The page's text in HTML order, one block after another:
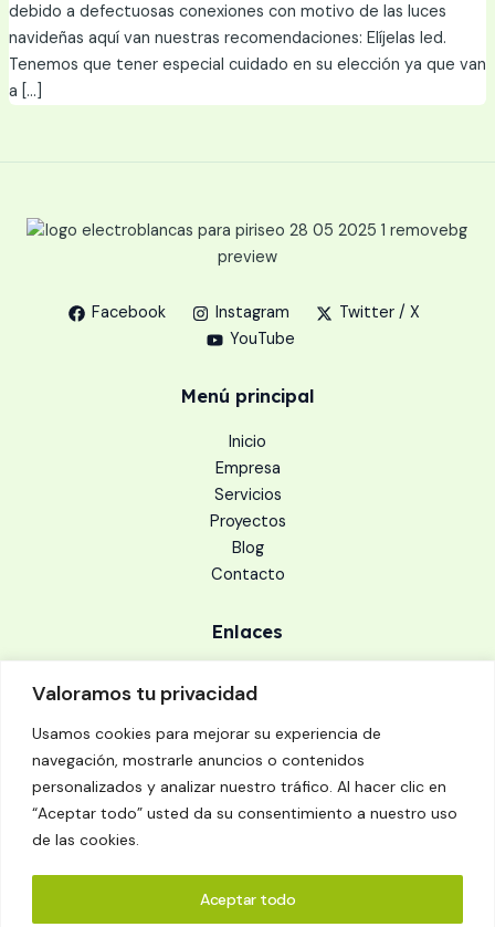
Valoramos tu privacidad
Usamos cookies para mejorar su experiencia de
navegación, mostrarle anuncios o contenidos
personalizados y analizar nuestro tráfico. Al hacer clic en
“Aceptar todo” usted da su consentimiento a nuestro uso
de las cookies.
Aceptar todo
debido a defectuosas conexiones con motivo de las luces
navideñas aquí van nuestras recomendaciones: Elíjelas led.
Tenemos que tener especial cuidado en su elección ya que van
a […]
Facebook Instagram
Twitter / X
YouTube
Menú principal
Inicio
Empresa
Servicios
Proyectos
Blog
Contacto
Enlaces
Política de cookies
Política de privacidad
Dirección
Calle Puente Gállego, 19 Sallent de Gállego. 22640 Huesca